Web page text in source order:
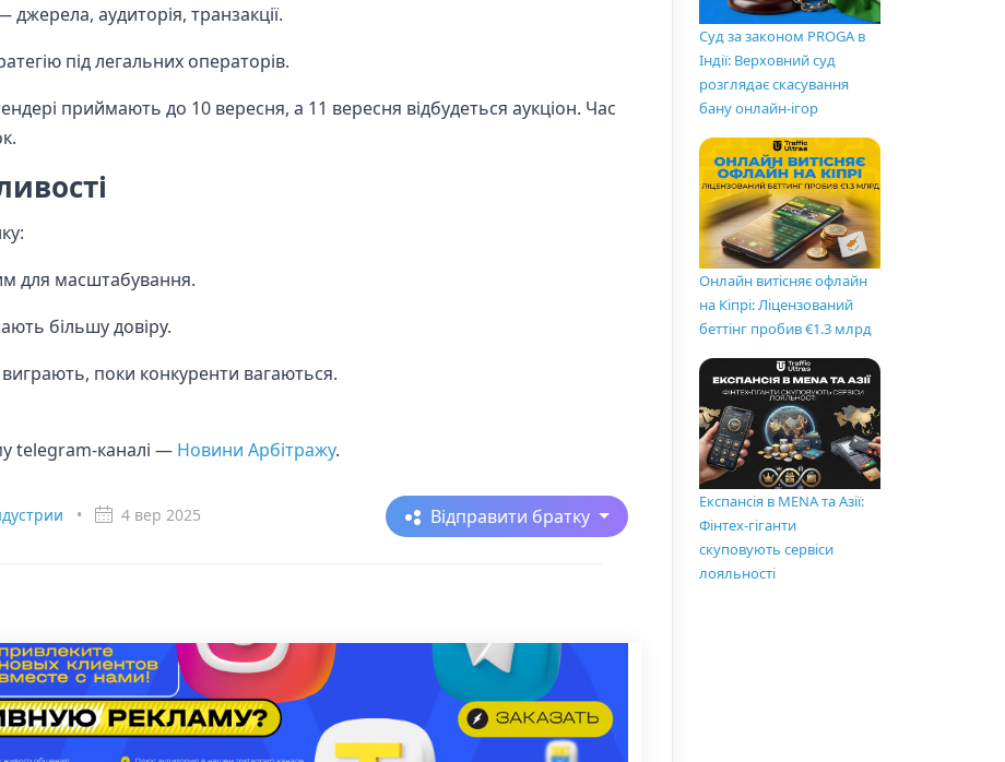
аудиторія, транзакції.
під легальних операторів.
приймають до 10 вересня, а 11 вересня відбудеться аукціон. Час
для масштабування.
більшу довіру.
поки конкуренти вагаються.
telegram-каналі — Новини Арбітражу.
• 4 вер 2025 Відправити братку
Суд за законом PROGA в
Індії: Верховний суд
розглядає скасування
бану онлайн-ігор
Онлайн витісняє офлайн
на Кіпрі: Ліцензований
беттінг пробив €1.3 млрд
Експансія в MENA та Азії:
Фінтех-гіганти
скуповують сервіси
лояльності